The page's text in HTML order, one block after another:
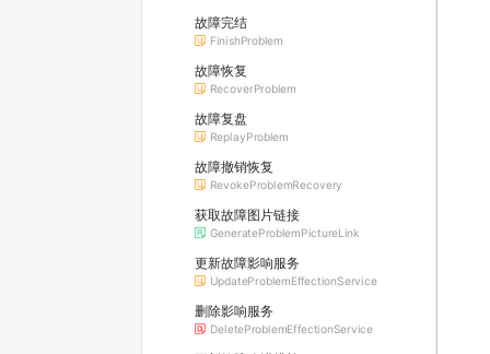
故障完结
FinishProblem
故障恢复
RecoverProblem
故障复盘
ReplayProblem
故障撤销恢复
RevokeProblemRecovery
获取故障图片链接
GenerateProblemPictureLink
更新故障影响服务
UpdateProblemEffectionService
删除影响服务
DeleteProblemEffectionService